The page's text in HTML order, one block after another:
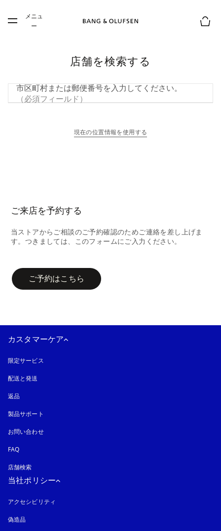
Skip to main footer
メニュ
ー
店舗を検索する
市区町村または郵便番号を入力してください。
（必須フィールド）
現在の位置情報を使用する
ご来店を予約する
当ストアからご相談のご予約確認のためご連絡を差し上げま
す。つきましては、このフォームにご入力ください。
ご予約はこちら
カスタマーケア
限定サービス
配送と発送
返品
製品サポート
お問い合わせ
FAQ
店舗検索
当社ポリシー
アクセシビリティ
偽造品